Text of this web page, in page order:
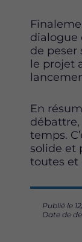
dialogue
de peser
le projet
En
débattre,
temps.
solide et
toutes et
Publié le
Date de